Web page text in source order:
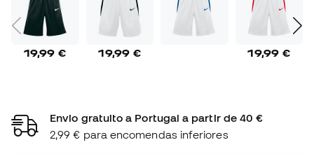
19,99 € 19,99 € 19,99 €
Envio gratuito a Portugal a partir de 40 €
2,99 € para encomendas inferiores